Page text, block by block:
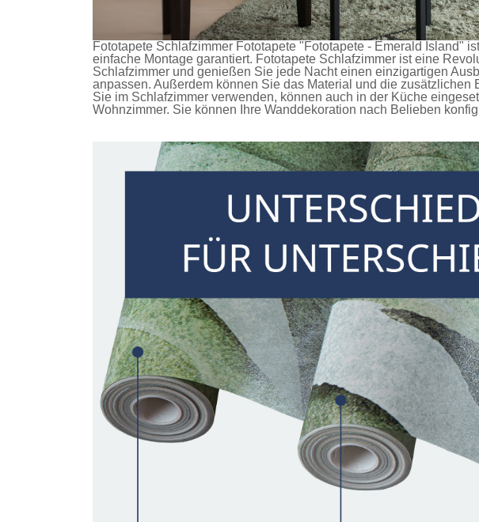
Fototapete Schlafzimmer Fototapete "Fototapete - Emerald Island"
einfache Montage garantiert. Fototapete Schlafzimmer ist eine
Schlafzimmer und genießen Sie jede Nacht einen einzigartigen
anpassen. Außerdem können Sie das Material und die zusätzlichen
Sie im Schlafzimmer verwenden, können auch in der Küche
Wohnzimmer. Sie können Ihre Wanddekoration nach Belieben